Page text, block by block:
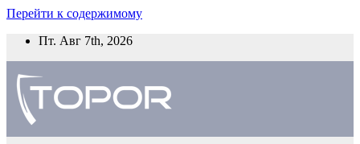
Перейти к содержимому
Пт. Авг 7th, 2026